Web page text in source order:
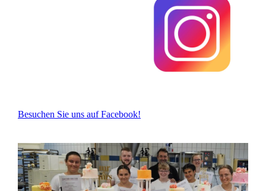
Besuchen Sie uns auf Facebook!